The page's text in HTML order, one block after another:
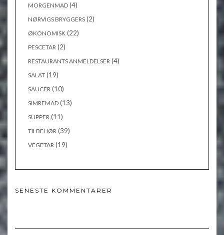
MORGENMAD (4)
NØRVIGS BRYGGERS (2)
ØKONOMISK (22)
PESCETAR (2)
RESTAURANTS ANMELDELSER (4)
SALAT (19)
SAUCER (10)
SIMREMAD (13)
SUPPER (11)
TILBEHØR (39)
VEGETAR (19)
SENESTE KOMMENTARER